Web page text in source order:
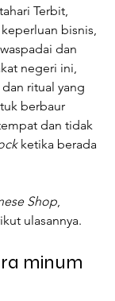
Terbit,
bisnis,
dan
negeri ini,
dan ritual yang
berbaur
dan tidak
ketika berada
Shop
ulasannya.
minum